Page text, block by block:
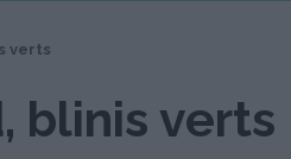
verts
blinis verts